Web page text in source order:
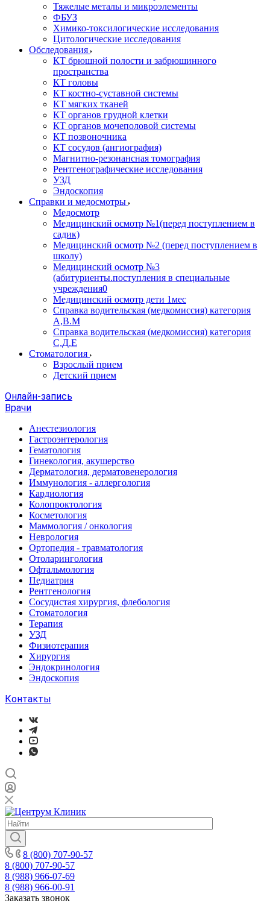
Тяжелые металы и микроэлементы
ФБУЗ
Химико-токсилогические исследования
Цитологические исследования
Обследования
КТ брюшной полости и забрюшинного
пространства
КТ головы
КТ костно-суставной системы
КТ мягких тканей
КТ органов грудной клетки
КТ органов мочеполовой системы
КТ позвоночника
КТ сосудов (ангиография)
Магнитно-резонансная томография
Рентгенографические исследования
УЗД
Эндоскопия
Справки и медосмотры
Медосмотр
Медицинский осмотр №1(перед поступлением в
садик)
Медицинский осмотр №2 (перед поступлением в
школу)
Медицинский осмотр №3
(абитуриенты.поступления в специальные
учреждения0
Медицинский осмотр дети 1мес
Справка водительская (медкомиссия) категория
А,В.М
Справка водительская (медкомиссия) категория
С,Д,Е
Стоматология
Взрослый прием
Детский прием
Онлайн-запись
Врачи
Анестезиология
Гастроэнтерология
Гематология
Гинекология, акушерство
Дерматология, дерматовенерология
Иммунология - аллергология
Кардиология
Колопроктология
Косметология
Маммология / онкология
Неврология
Ортопедия - травматология
Отоларингология
Офтальмология
Педиатрия
Рентгенология
Сосудистая хирургия, флебология
Стоматология
Терапия
УЗД
Физиотерапия
Хирургия
Эндокринология
Эндоскопия
Контакты
8 (800) 707-90-57
8 (800) 707-90-57
8 (988) 966-07-69
8 (988) 966-00-91
Заказать звонок